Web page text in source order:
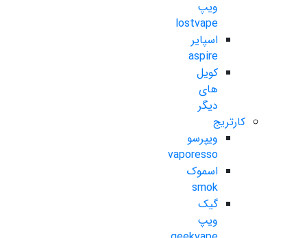
ویپ
lostvape
اسپایر
aspire
کویل
های
دیگر
کارتریج
ویپرسو
vaporesso
اسموک
smok
گیک
ویپ